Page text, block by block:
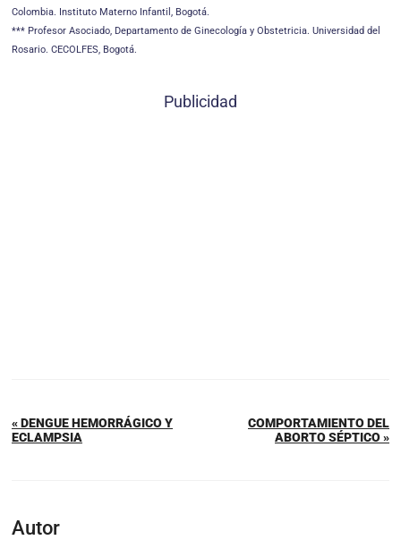
Colombia. Instituto Materno Infantil, Bogotá.
*** Profesor Asociado, Departamento de Ginecología y Obstetricia. Universidad del
Rosario. CECOLFES, Bogotá.
Publicidad
« DENGUE HEMORRÁGICO Y
ECLAMPSIA
COMPORTAMIENTO DEL
ABORTO SÉPTICO »
Autor